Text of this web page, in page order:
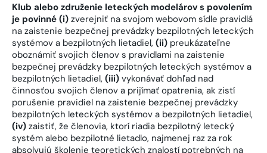
Klub alebo združenie leteckých modelárov s povolením
je povinné (i) zverejniť na svojom webovom sídle pravidlá
na zaistenie bezpečnej prevádzky bezpilotných leteckých
systémov a bezpilotných lietadiel, (ii) preukázateľne
oboznámiť svojich členov s pravidlami na zaistenie
bezpečnej prevádzky bezpilotných leteckých systémov a
bezpilotných lietadiel, (iii) vykonávať dohľad nad
činnosťou svojich členov a prijímať opatrenia, ak zistí
porušenie pravidiel na zaistenie bezpečnej prevádzky
bezpilotných leteckých systémov a bezpilotných lietadiel,
(iv) zaistiť, že členovia, ktorí riadia bezpilotný letecký
systém alebo bezpilotné lietadlo, najmenej raz za rok
absolvujú školenie teoretických znalostí potrebných na